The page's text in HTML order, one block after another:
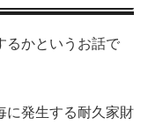
るかというお話で
に発生する耐久家財